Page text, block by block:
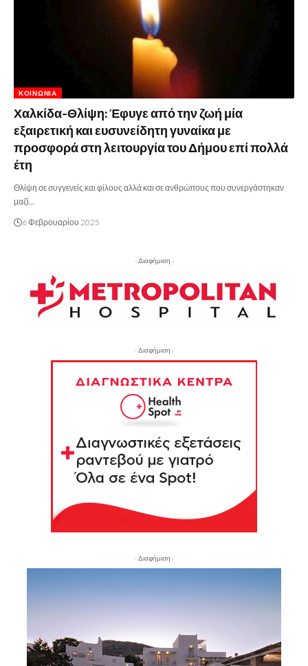
ΚΟΙΝΩΝΊΑ
Χαλκίδα-Θλίψη: Έφυγε από την ζωή μία
εξαιρετική και ευσυνείδητη γυναίκα με
προσφορά στη λειτουργία του Δήμου επί πολλά
έτη
Θλίψη σε συγγενείς και φίλους αλλά και σε ανθρώπους που συνεργάστηκαν
μαζί…
6 Φεβρουαρίου 2025
- Διαφήμιση -
- Διαφήμιση -
- Διαφήμιση -